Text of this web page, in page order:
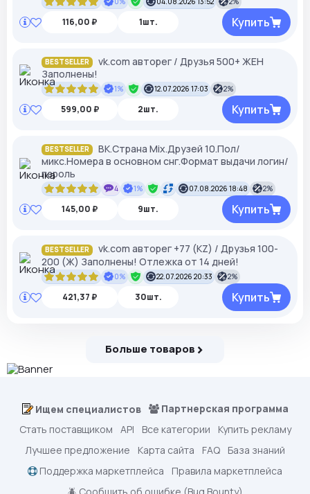
116,00 ₽ 1шт. Купить
BESTSELLER
vk.com авторег / Друзья 500+ ЖЕН
Заполнены!
1% 12.07.2026 17:03 2%
599,00 ₽ 2шт. Купить
BESTSELLER
ВК.Страна Mix.Друзей 10.Пол/
микс.Номера в основном снг.Формат выдачи логин/
пароль
4 1% 07.08.2026 18:48 2%
145,00 ₽ 9шт. Купить
BESTSELLER
vk.com авторег +77 (KZ) / Друзья 100-
200 (Ж) Заполнены! Отлежка от 14 дней!
0% 22.07.2026 20:33 2%
421,37 ₽ 30шт. Купить
Больше товаров
Ищем специалистов
Партнерская программа
Стать поставщиком
API Все категории
Купить рекламу
Лучшее предложение
Карта сайта FAQ
База знаний
Поддержка маркетплейса
Правила маркетплейса
🪲 Сообщить об ошибке (Bug Bounty)